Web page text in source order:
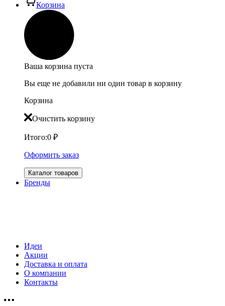
Корзина
Ваша корзина пуста
Вы еще не добавили ни один товар в корзину
Корзина
Очистить корзину
Итого:0 ₽
Оформить заказ
Каталог товаров
Бренды
Идеи
Акции
Доставка и оплата
О компании
Контакты